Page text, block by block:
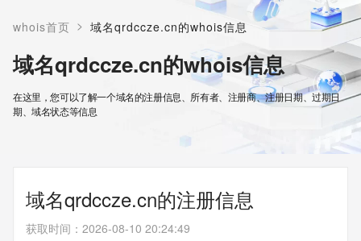
whois首页 > 域名qrdccze.cn的whois信息
域名qrdccze.cn的whois信息
在这里，您可以了解一个域名的注册信息、所有者、注册商、注册日期、过期日
期、域名状态等信息
域名qrdccze.cn的注册信息
获取时间 ： 2026-08-10 20:24:49